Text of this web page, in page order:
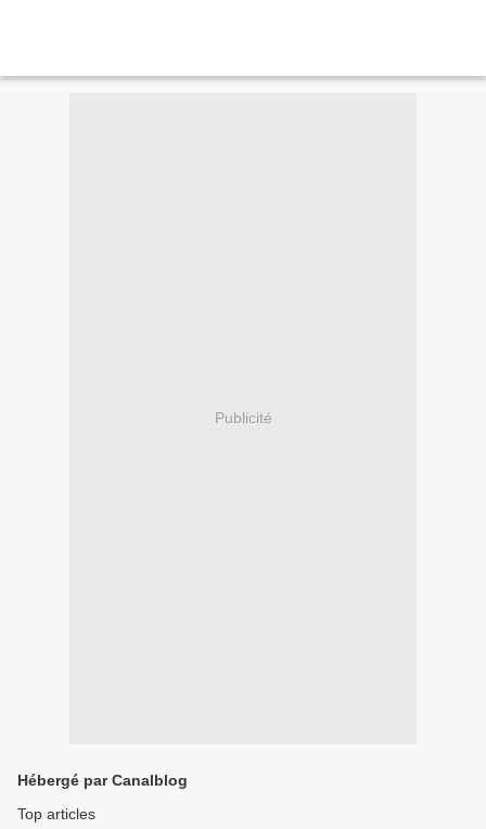
Publicité
Hébergé par Canalblog
Top articles